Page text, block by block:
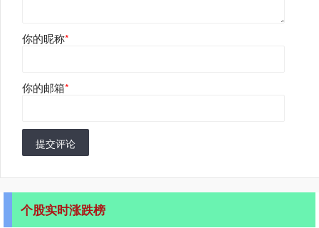
你的昵称*
你的邮箱*
提交评论
个股实时涨跌榜